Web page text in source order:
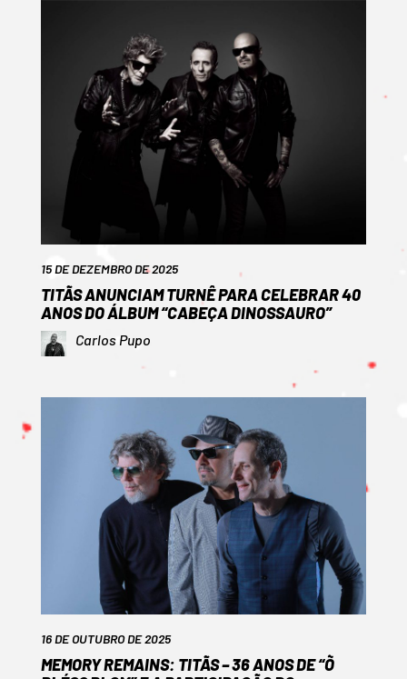
15 DE DEZEMBRO DE 2025
TITÃS ANUNCIAM TURNÊ PARA CELEBRAR 40
ANOS DO ÁLBUM “CABEÇA DINOSSAURO”
Carlos Pupo
16 DE OUTUBRO DE 2025
MEMORY REMAINS: TITÃS – 36 ANOS DE “Õ